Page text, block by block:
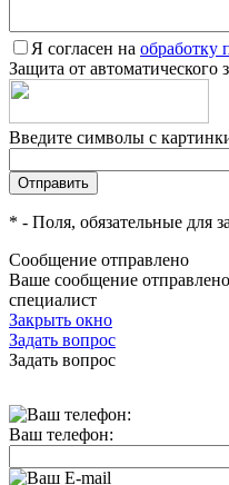
Я согласен на обработку
Защита от автоматического
Введите символы с
* - Поля, обязательные для
Сообщение отправлено
Ваше сообщение
специалист
Закрыть окно
Задать вопрос
Задать вопрос
Ваш телефон: